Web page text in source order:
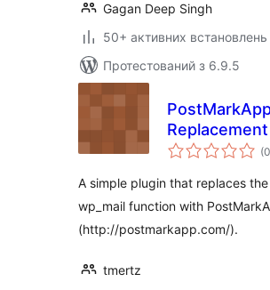
Gagan Deep Singh
50+ активних встановлень
Протестований з 6.9.5
Replacement
(0
A simple plugin that replaces
wp_mail function with
(http://postmarkapp.com/).
tmertz